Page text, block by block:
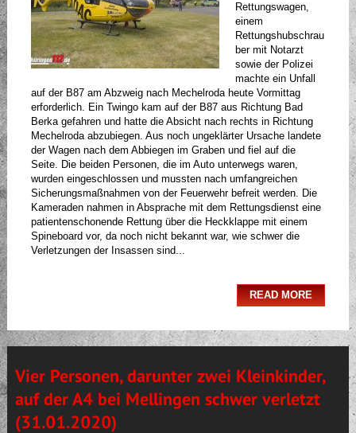
Rettungswagen,
einem
Rettungshubschrau
ber mit Notarzt
sowie der Polizei
machte ein Unfall
auf der B87 am Abzweig nach Mechelroda heute Vormittag
erforderlich. Ein Twingo kam auf der B87 aus Richtung Bad
Berka gefahren und hatte die Absicht nach rechts in Richtung
Mechelroda abzubiegen. Aus noch ungeklärter Ursache landete
der Wagen nach dem Abbiegen im Graben und fiel auf die
Seite. Die beiden Personen, die im Auto unterwegs waren,
wurden eingeschlossen und mussten nach umfangreichen
Sicherungsmaßnahmen von der Feuerwehr befreit werden. Die
Kameraden nahmen in Absprache mit dem Rettungsdienst eine
patientenschonende Rettung über die Heckklappe mit einem
Spineboard vor, da noch nicht bekannt war, wie schwer die
Verletzungen der Insassen sind...
READ MORE
Vier Personen, darunter zwei Kleinkinder,
auf der A4 bei Mellingen schwer verletzt
(31.01.2020)